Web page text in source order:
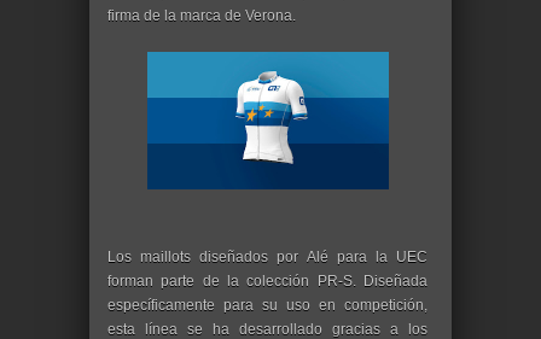
firma de la marca de Verona.
Los maillots diseñados por Alé para la UEC
forman parte de la colección PR-S. Diseñada
específicamente para su uso en competición,
esta línea se ha desarrollado gracias a los